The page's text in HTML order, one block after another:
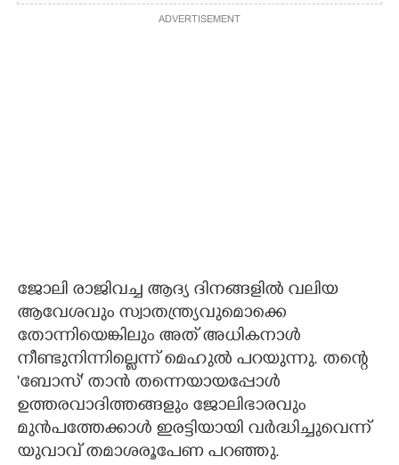
ADVERTISEMENT
ജോലി രാജിവച്ച ആദ്യ ദിനങ്ങളിൽ വലിയ
ആവേശവും സ്വാതന്ത്ര്യവുമൊക്കെ
തോന്നിയെങ്കിലും അത് അധികനാൾ
നീണ്ടുനിന്നില്ലെന്ന് മെഹുൽ പറയുന്നു. തന്റെ
'ബോസ്' താൻ തന്നെയായപ്പോൾ
ഉത്തരവാദിത്തങ്ങളും ജോലിഭാരവും
മുൻപത്തേക്കാൾ ഇരട്ടിയായി വർദ്ധിച്ചുവെന്ന്
യുവാവ് തമാശരൂപേണ പറഞ്ഞു.